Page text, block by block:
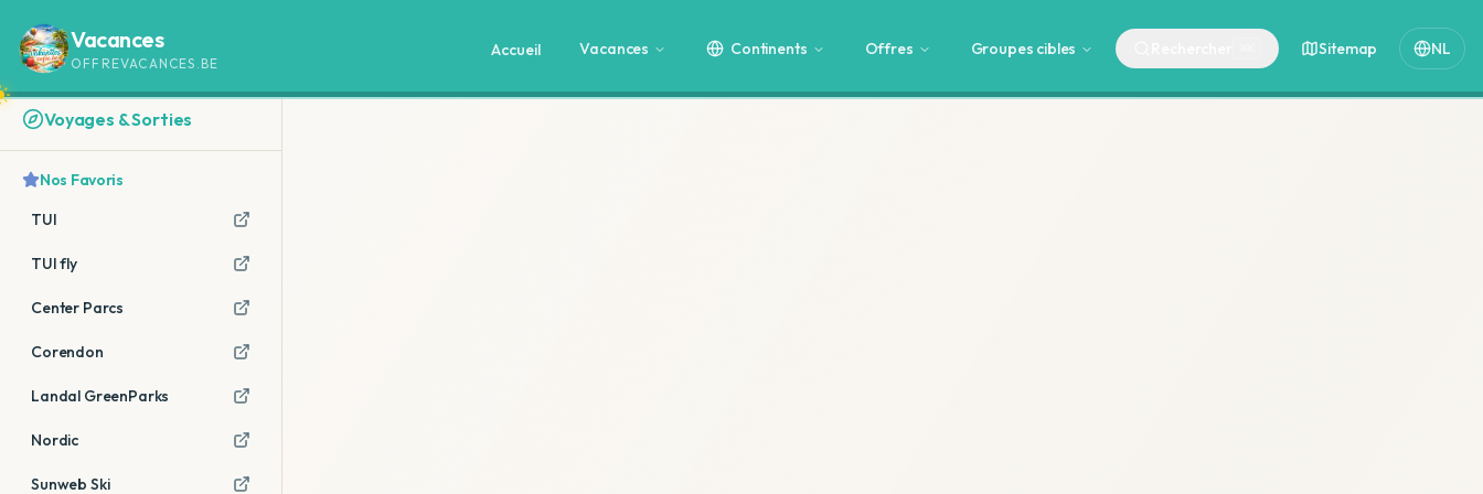
Vacances
OFFREVACANCES.BE
Accueil Vacances Continents Offres Groupes cibles Sitemap NL
Voyages & Sorties
Nos Favoris
TUI
TUI fly
Center Parcs
Corendon
Landal GreenParks
Nordic
Sunweb Ski